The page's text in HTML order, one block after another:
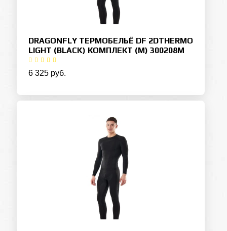
DRAGONFLY ТЕРМОБЕЛЬЁ DF 2DTHERMO
LIGHT (BLACK) КОМПЛЕКТ (M) 300208M
6 325 руб.